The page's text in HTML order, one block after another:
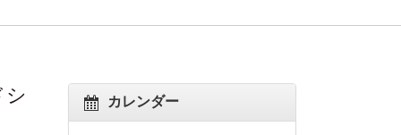
シ
カレンダー